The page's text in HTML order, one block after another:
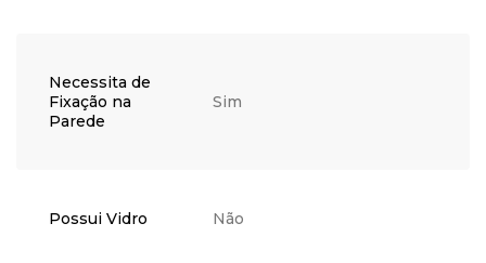
móvel para não causar
bolhas, manchas ou outros
cortinas ou persianas para
bloquear os raios de luz,
Necessita de
Fixação na
Parede
Sim
Possui Vidro Não